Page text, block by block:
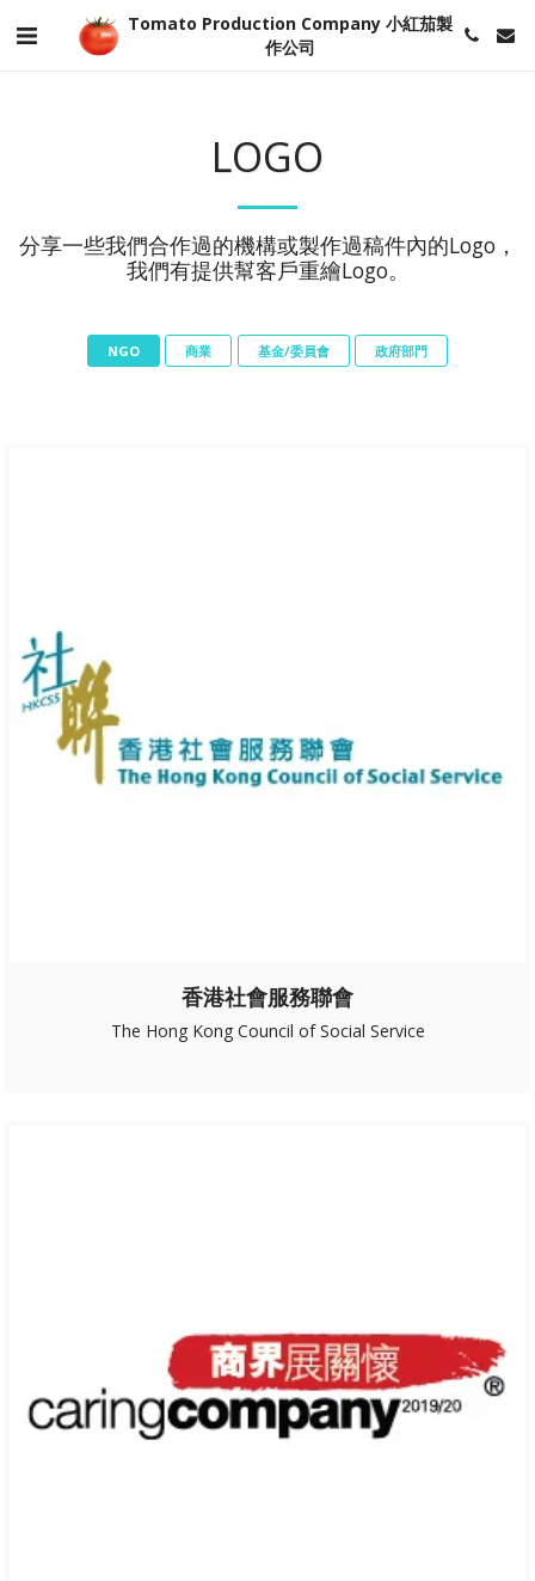
Tomato Production Company 小紅茄製
作公司
LOGO
分享一些我們合作過的機構或製作過稿件內的Logo，
我們有提供幫客戶重繪Logo。
NGO 商業 基金/委員會 政府部門
香港社會服務聯會
The Hong Kong Council of Social Service